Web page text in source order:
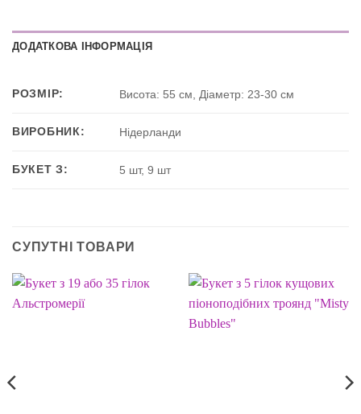
ДОДАТКОВА ІНФОРМАЦІЯ
РОЗМІР: Висота: 55 см, Діаметр: 23-30 см
ВИРОБНИК: Нідерланди
БУКЕТ З: 5 шт, 9 шт
СУПУТНІ ТОВАРИ